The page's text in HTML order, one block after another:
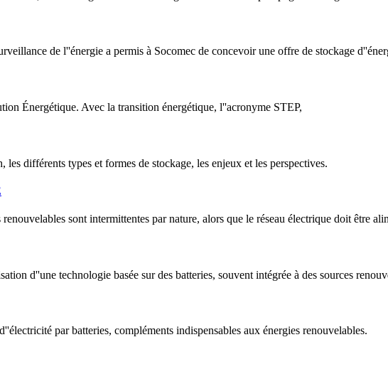
de l''énergie a permis à Socomec de concevoir une offre de stockage
Énergétique. Avec la transition énergétique, l''acronyme STEP,
différents types et formes de stockage, les enjeux et les perspectives.
sont intermittentes par nature, alors que le réseau électrique doit être
d''une technologie basée sur des batteries, souvent intégrée à des sources
par batteries, compléments indispensables aux énergies renouvelables.